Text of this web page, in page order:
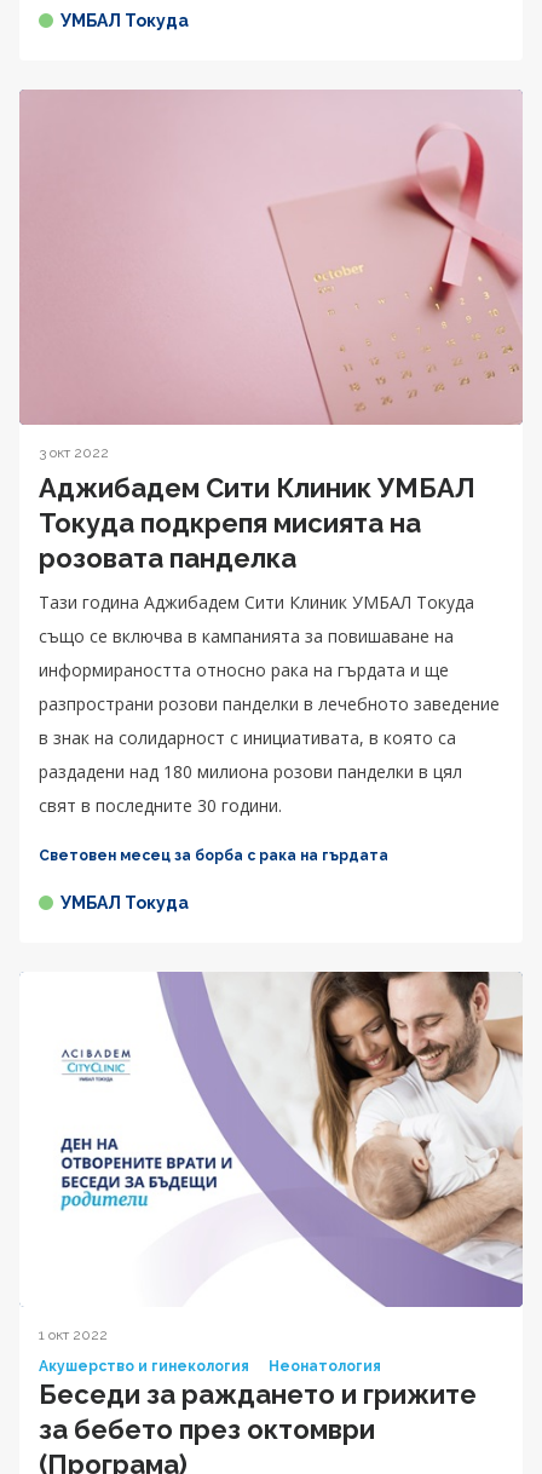
УМБАЛ Токуда
3 окт 2022
Аджибадем Сити Клиник УМБАЛ
Токуда подкрепя мисията на
розовата панделка
Тази година Аджибадем Сити Клиник УМБАЛ Токуда
също се включва в кампанията за повишаване на
информираността относно рака на гърдата и ще
разпространи розови панделки в лечебното заведение
в знак на солидарност с инициативата, в която са
раздадени над 180 милиона розови панделки в цял
свят в последните 30 години.
Световен месец за борба с рака на гърдата
УМБАЛ Токуда
1 окт 2022
Акушерство и гинекология
Неонатология
Беседи за раждането и грижите
за бебетo през октомври
(Програма)